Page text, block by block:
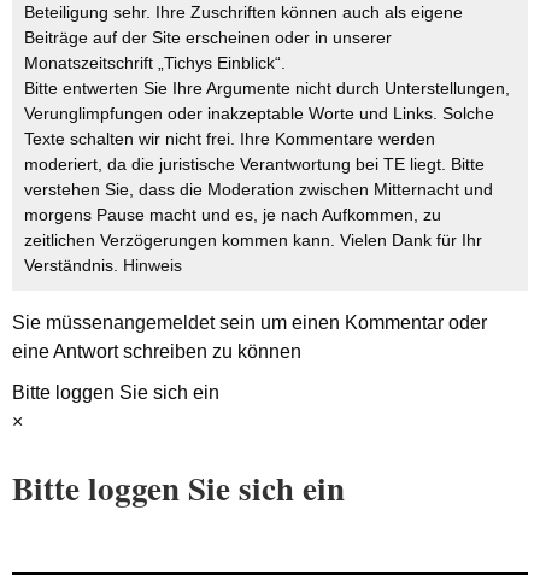
Beteiligung sehr. Ihre Zuschriften können auch als eigene
Beiträge auf der Site erscheinen oder in unserer
Monatszeitschrift „Tichys Einblick“.
Bitte entwerten Sie Ihre Argumente nicht durch Unterstellungen,
Verunglimpfungen oder inakzeptable Worte und Links. Solche
Texte schalten wir nicht frei. Ihre Kommentare werden
moderiert, da die juristische Verantwortung bei TE liegt. Bitte
verstehen Sie, dass die Moderation zwischen Mitternacht und
morgens Pause macht und es, je nach Aufkommen, zu
zeitlichen Verzögerungen kommen kann. Vielen Dank für Ihr
Verständnis. Hinweis
Sie müssenangemeldetsein um einen Kommentar oder
eine Antwort schreiben zu können
Bitte loggen Sie sich ein
×
Bitte loggen Sie sich ein